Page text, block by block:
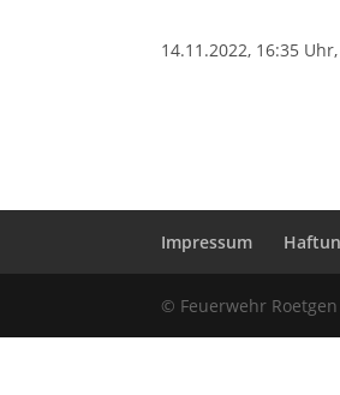
14.11.2022, 16:35
Impressum
© Feuerwehr Roetgen